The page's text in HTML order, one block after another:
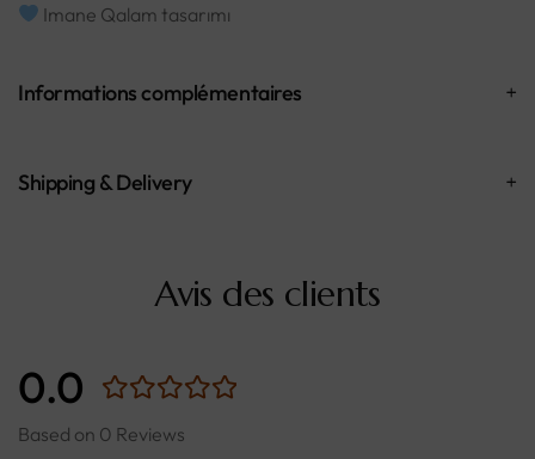
Imane Qalam tasarımı
Informations complémentaires
Shipping & Delivery
Avis des clients
0.0
Based on 0 Reviews